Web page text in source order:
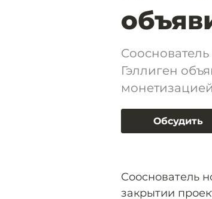
Гэллиген
Обсудить
Сооснователь
закрытии